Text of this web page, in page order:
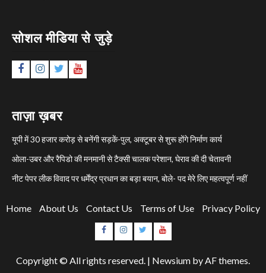
सोशल मीडिया से जुड़े
FacebookInstagram
TwitterYouTube
ताज़ा ख़बर
यूपी में 30 हजार करोड़ से बनेंगी सड़कें-पुल, अक्टूबर से शुरू होंगे निर्माण कार्य
ओला-उबर और रैपिडो की मनमानी से टैक्सी चालक परेशान, घेराव की दी चेतावनी
नीट पेपर लीक विवाद पर धर्मेंद्र प्रधान का बड़ा बयान, बोले- पद मेरे लिए महत्वपूर्ण नहीं
Home About Us Contact Us Terms of Use Privacy Policy
Facebook
Instagram
TwitterYouTube
Copyright © All rights reserved. | Newsium by AF themes.